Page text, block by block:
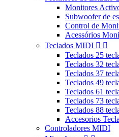
Monitores
Subwoofer de
Control de
Acessórios
Teclados MIDI  
Teclados 25
Teclados 32
Teclados 37
Teclados 49
Teclados 61
Teclados 73
Teclados 88
Accesorios
Controladores MIDI